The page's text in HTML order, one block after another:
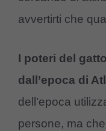
avvertirti che
I poteri del
dall’epoca di
dell’epoca
persone, ma